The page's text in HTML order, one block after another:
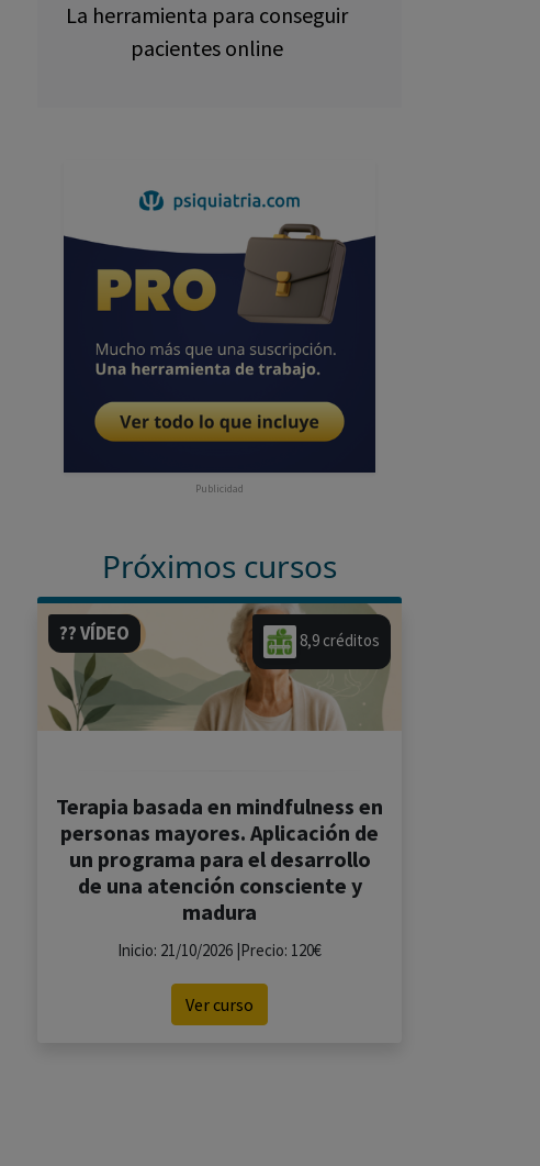
La herramienta para conseguir
pacientes online
Publicidad
Próximos cursos
8,9 créditos
?? VÍDEO
Terapia basada en mindfulness en
personas mayores. Aplicación de
un programa para el desarrollo
de una atención consciente y
madura
Inicio: 21/10/2026 |Precio: 120€
Ver curso